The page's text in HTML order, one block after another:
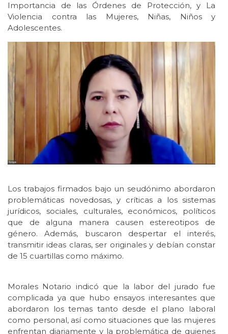
Importancia de las Órdenes de Protección, y La
Violencia contra las Mujeres, Niñas, Niños y
Adolescentes.
Los trabajos firmados bajo un seudónimo abordaron
problemáticas novedosas, y críticas a los sistemas
jurídicos, sociales, culturales, económicos, políticos
que de alguna manera causen estereotipos de
género. Además, buscaron despertar el interés,
transmitir ideas claras, ser originales y debían constar
de 15 cuartillas como máximo.
Morales Notario indicó que la labor del jurado fue
complicada ya que hubo ensayos interesantes que
abordaron los temas tanto desde el plano laboral
como personal, así como situaciones que las mujeres
enfrentan diariamente y la problemática de quienes